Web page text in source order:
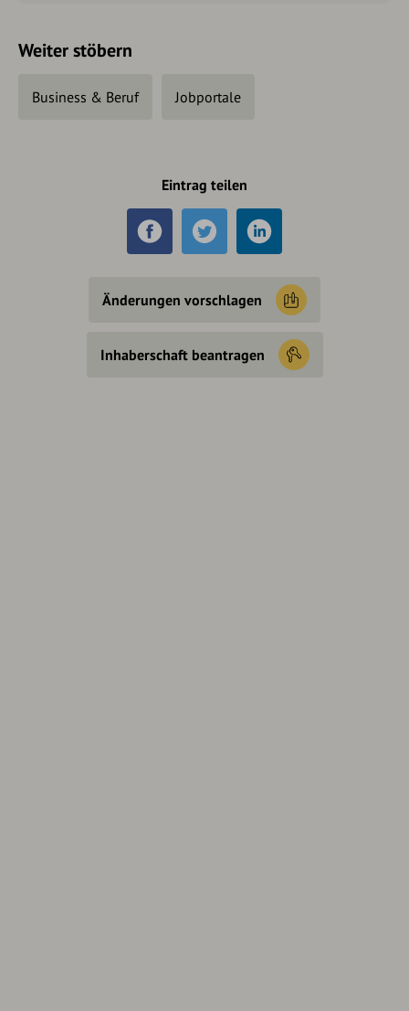
Weiter stöbern
Business & Beruf Jobportale
Eintrag teilen
Änderungen vorschlagen
Inhaberschaft beantragen